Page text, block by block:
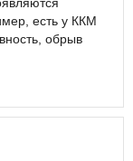
есть у ККМ
обрыв